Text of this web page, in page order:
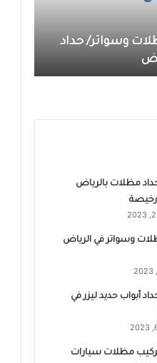
وسواتر/ حداد
مظلات بالرياض
رخيصة
وسواتر في الرياض
أبواب حديد ليزر في
مظلات سيارات